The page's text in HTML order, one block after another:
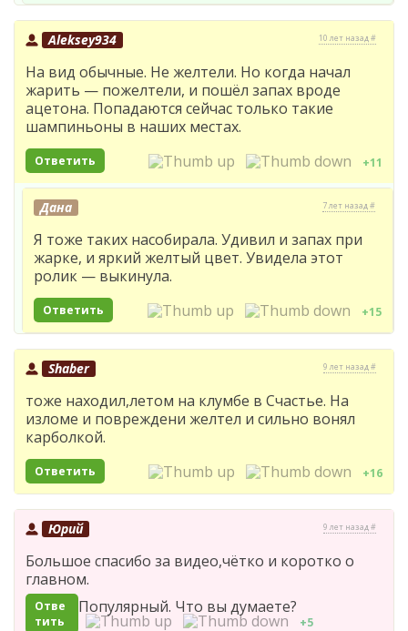
Aleksey934 10 лет назад #
На вид обычные. Не желтели. Но когда начал
жарить — пожелтели, и пошёл запах вроде
ацетона. Попадаются сейчас только такие
шампиньоны в наших местах.
Ответить +11
Дана 7 лет назад #
Я тоже таких насобирала. Удивил и запах при
жарке, и яркий желтый цвет. Увидела этот
ролик — выкинула.
Ответить +15
Shaber 9 лет назад #
тоже находил,летом на клумбе в Счастье. На
изломе и повреждени желтел и сильно вонял
карболкой.
Ответить +16
Юрий 9 лет назад #
Большое спасибо за видео,чётко и коротко о
главном.
Отве
тить
Популярный. Что вы думаете?
+5